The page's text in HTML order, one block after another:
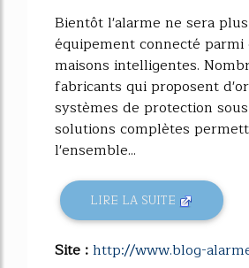
Bientôt l'alarme ne sera
équipement connecté parmi
maisons intelligentes.
fabricants qui proposent
systèmes de protection
solutions complètes
l'ensemble...
LIRE LA SUITE
Site :http://www.blog-